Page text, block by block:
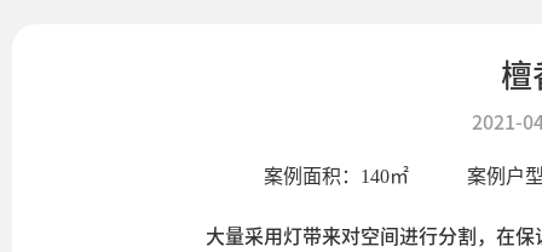
檀
2021-
案例面积： 140㎡ 案例户
大量采用灯带来对空间进行分割，在